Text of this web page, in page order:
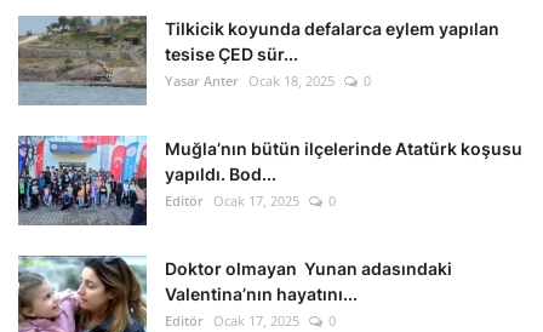
Tilkicik koyunda defalarca eylem yapılan
tesise ÇED sür...
Yasar Anter Ocak 18, 2025 0
Muğla’nın bütün ilçelerinde Atatürk koşusu
yapıldı. Bod...
Editör Ocak 17, 2025 0
Doktor olmayan Yunan adasındaki
Valentina’nın hayatını...
Editör Ocak 17, 2025 0